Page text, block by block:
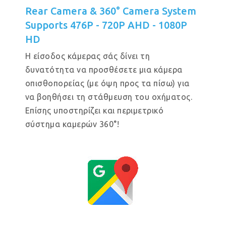
Rear Camera & 360° Camera System
Supports 476P - 720P AHD - 1080P
HD
Η είσοδος κάμερας σάς δίνει τη
δυνατότητα να προσθέσετε μια κάμερα
οπισθοπορείας (με όψη προς τα πίσω) για
να βοηθήσει τη στάθμευση του οχήματος.
Επίσης υποστηρίζει και περιμετρικό
σύστημα καμερών 360°!